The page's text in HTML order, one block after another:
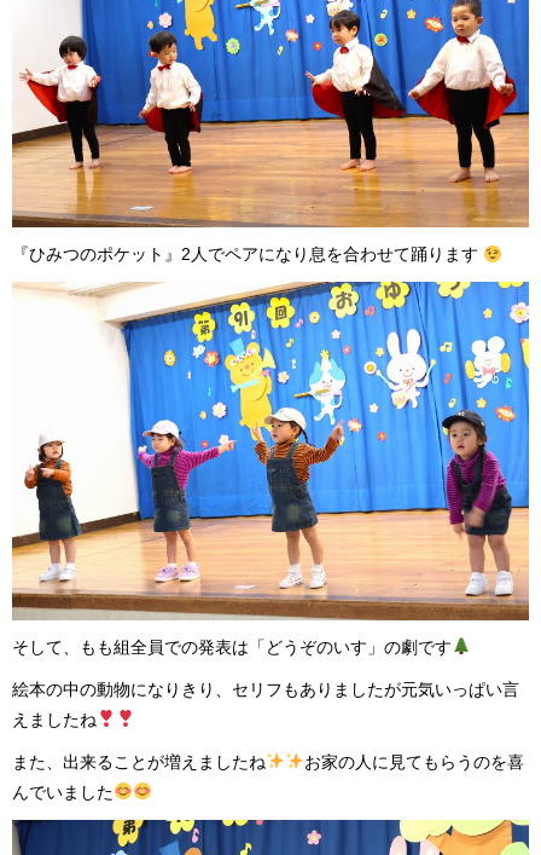
『ひみつのポケット』2人でペアになり息を合わせて踊ります
そして、もも組全員での発表は「どうぞのいす」の劇です
絵本の中の動物になりきり、セリフもありましたが元気いっぱい言
えましたね
また、出来ることが増えましたね
お家の人に見てもらうのを喜
んでいました